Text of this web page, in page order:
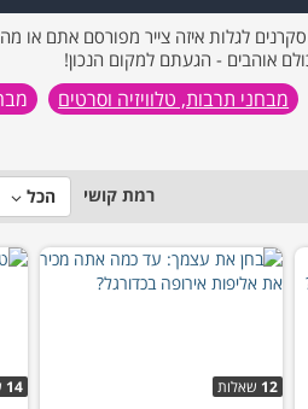
לגלות איזה צייר מפורסם אתם או
אוהבים - הגעתם למקום הנכון!
מבחני תרבות, טלוויזיה וסרטים
רמת קושי הכל
12 שאלות 14